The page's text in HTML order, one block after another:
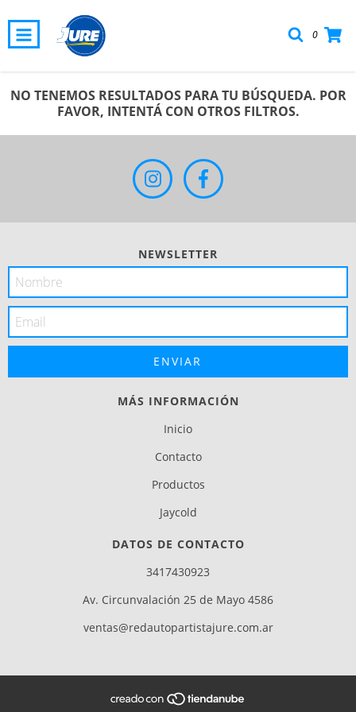
0
NO TENEMOS RESULTADOS PARA TU BÚSQUEDA. POR
FAVOR, INTENTÁ CON OTROS FILTROS.
NEWSLETTER
MÁS INFORMACIÓN
Inicio
Contacto
Productos
Jaycold
DATOS DE CONTACTO
3417430923
Av. Circunvalación 25 de Mayo 4586
ventas@redautopartistajure.com.ar